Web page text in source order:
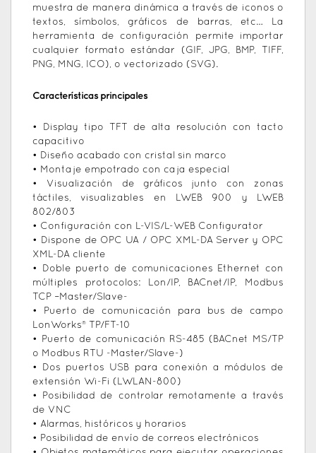
muestra de manera dinámica a través de iconos o
textos, símbolos, gráficos de barras, etc… La
herramienta de configuración permite importar
cualquier formato estándar (GIF, JPG, BMP, TIFF,
PNG, MNG, ICO), o vectorizado (SVG).
Características principales
• Display tipo TFT de alta resolución con tacto
capacitivo
• Diseño acabado con cristal sin marco
• Montaje empotrado con caja especial
• Visualización de gráficos junto con zonas
táctiles, visualizables en LWEB 900 y LWEB
802/803
• Configuración con L-VIS/L-WEB Configurator
• Dispone de OPC UA / OPC XML-DA Server y OPC
XML-DA cliente
• Doble puerto de comunicaciones Ethernet con
múltiples protocolos: Lon/IP, BACnet/IP, Modbus
TCP –Master/Slave-
• Puerto de comunicación para bus de campo
LonWorks® TP/FT-10
• Puerto de comunicación RS-485 (BACnet MS/TP
o Modbus RTU -Master/Slave-)
• Dos puertos USB para conexión a módulos de
extensión Wi-Fi (LWLAN-800)
• Posibilidad de controlar remotamente a través
de VNC
• Alarmas, históricos y horarios
• Posibilidad de envío de correos electrónicos